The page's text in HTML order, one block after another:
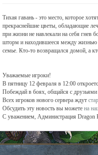
Тихая гавань - это место, которое
прекраснейшие цветы, обладающие
при жизни не навлекали на себя гнев
шторм и находившееся между жизнью
семье. Кто-то возвращался домой, а
Уважаемые игроки!
В пятницу 12 февраля в 12:00
Побеждай в боях, общайся с
Всех игроков нового сервера ждут
Обсудить эту новость вы можете на
С уважением, Администрация Dragon